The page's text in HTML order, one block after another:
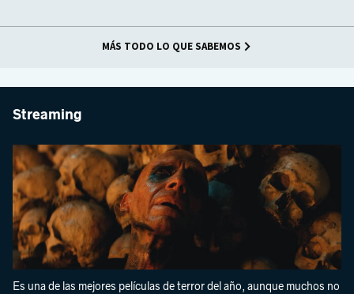
MÁS TODO LO QUE SABEMOS
Streaming
Es una de las mejores películas de terror del año, aunque muchos no